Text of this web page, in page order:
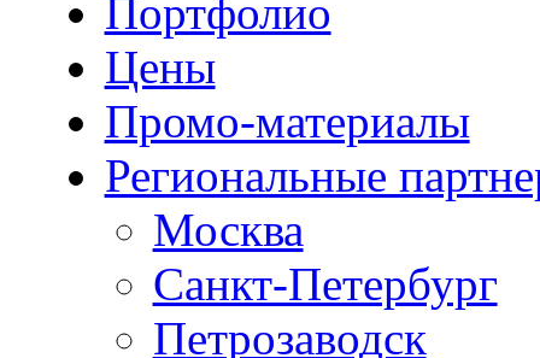
Портфолио
Цены
Промо-материалы
Региональные
Москва
Санкт-Петербург
Петрозаводск